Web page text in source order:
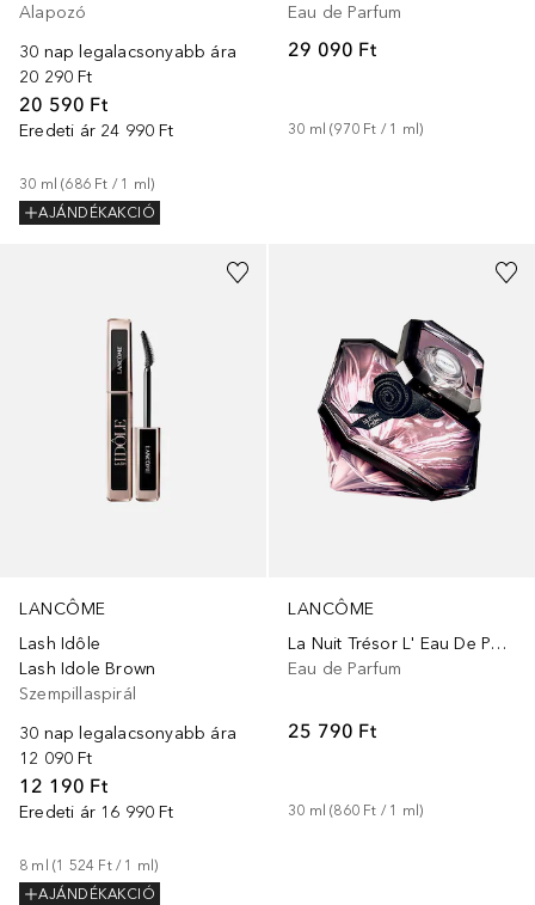
Alapozó
30 nap legalacsonyabb ára
20 290 Ft
20 590 Ft
Eredeti ár 24 990 Ft
30 ml (686 Ft / 1 ml)
AJÁNDÉKAKCIÓ
Eau de Parfum
29 090 Ft
30 ml (970 Ft / 1 ml)
LANCÔME
Lash Idôle
Lash Idole Brown
Szempillaspirál
30 nap legalacsonyabb ára
12 090 Ft
12 190 Ft
Eredeti ár 16 990 Ft
8 ml (1 524 Ft / 1 ml)
AJÁNDÉKAKCIÓ
LANCÔME
La Nuit Trésor L' Eau De Parfum
Eau de Parfum
25 790 Ft
30 ml (860 Ft / 1 ml)